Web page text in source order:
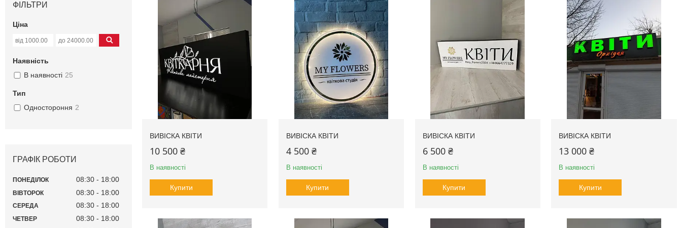
ВИВІСКА КВІТИ
10 500 ₴
В наявності
Купити
ВИВІСКА КВІТИ
4 500 ₴
В наявності
Купити
ВИВІСКА КВІТИ
6 500 ₴
В наявності
Купити
ВИВІСКА КВІТИ
13 000 ₴
В наявності
Купити
ФІЛЬТРИ
Ціна
Наявність
В наявності 25
Тип
Одностороння 2
ГРАФІК РОБОТИ
ПОНЕДІЛОК 08:30 18:00
ВІВТОРОК 08:30 18:00
СЕРЕДА 08:30 18:00
ЧЕТВЕР 08:30 18:00